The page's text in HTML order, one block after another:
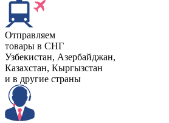
Отправляем
товары в СНГ
Узбекистан, Aзербайджан,
Казахстан, Кыргызстан
и в другие страны